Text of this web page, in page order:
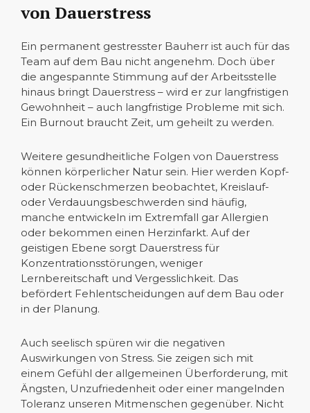
von Dauerstress
Ein permanent gestresster Bauherr ist auch für das
Team auf dem Bau nicht angenehm. Doch über
die angespannte Stimmung auf der Arbeitsstelle
hinaus bringt Dauerstress – wird er zur langfristigen
Gewohnheit – auch langfristige Probleme mit sich.
Ein Burnout braucht Zeit, um geheilt zu werden.
Weitere gesundheitliche Folgen von Dauerstress
können körperlicher Natur sein. Hier werden Kopf-
oder Rückenschmerzen beobachtet, Kreislauf-
oder Verdauungsbeschwerden sind häufig,
manche entwickeln im Extremfall gar Allergien
oder bekommen einen Herzinfarkt. Auf der
geistigen Ebene sorgt Dauerstress für
Konzentrationsstörungen, weniger
Lernbereitschaft und Vergesslichkeit. Das
befördert Fehlentscheidungen auf dem Bau oder
in der Planung.
Auch seelisch spüren wir die negativen
Auswirkungen von Stress. Sie zeigen sich mit
einem Gefühl der allgemeinen Überforderung, mit
Ängsten, Unzufriedenheit oder einer mangelnden
Toleranz unseren Mitmenschen gegenüber. Nicht